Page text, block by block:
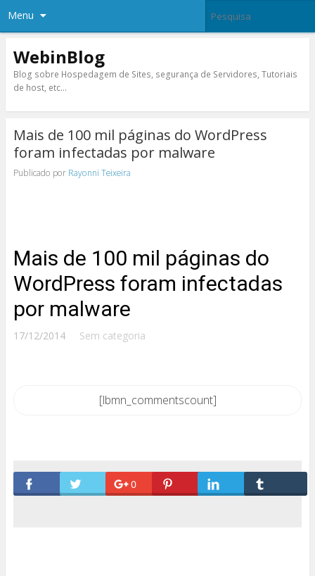
Menu
WebinBlog
Blog sobre Hospedagem de Sites, segurança de Servidores, Tutoriais
de host, etc…
Mais de 100 mil páginas do WordPress
foram infectadas por malware
Publicado por Rayonni Teixeira
Mais de 100 mil páginas do
WordPress foram infectadas
por malware
17/12/2014 Sem categoria
[lbmn_commentscount]
0